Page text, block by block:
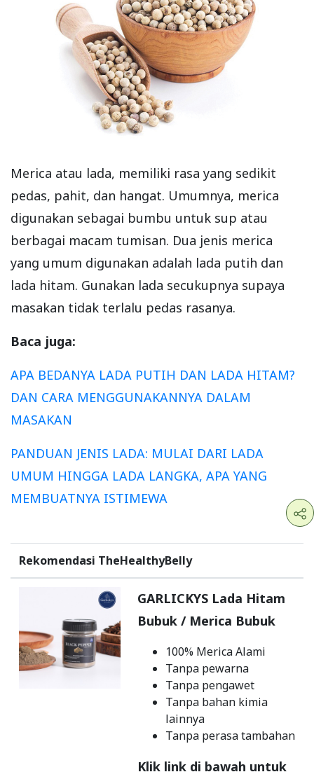
Merica atau lada, memiliki rasa yang sedikit
pedas, pahit, dan hangat. Umumnya, merica
digunakan sebagai bumbu untuk sup atau
berbagai macam tumisan. Dua jenis merica
yang umum digunakan adalah lada putih dan
lada hitam. Gunakan lada secukupnya supaya
masakan tidak terlalu pedas rasanya.
Baca juga:
APA BEDANYA LADA PUTIH DAN LADA HITAM?
DAN CARA MENGGUNAKANNYA DALAM
MASAKAN
PANDUAN JENIS LADA: MULAI DARI LADA
UMUM HINGGA LADA LANGKA, APA YANG
MEMBUATNYA ISTIMEWA
Rekomendasi TheHealthyBelly
GARLICKYS Lada Hitam
Bubuk / Merica Bubuk
100% Merica Alami
Tanpa pewarna
Tanpa pengawet
Tanpa bahan kimia
lainnya
Tanpa perasa tambahan
Klik link di bawah untuk